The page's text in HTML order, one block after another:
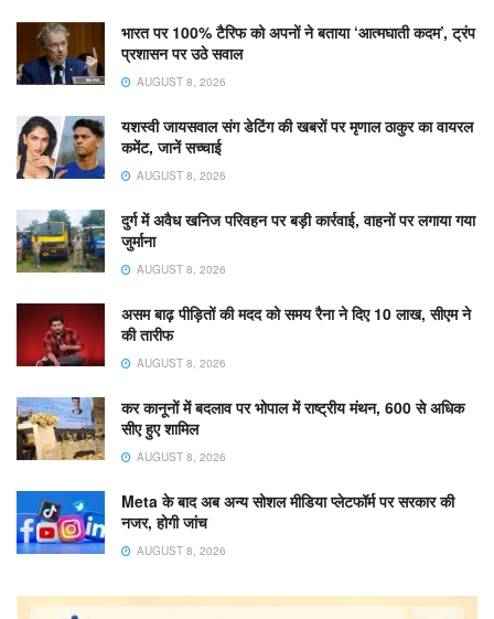
भारत पर 100% टैरिफ को अपनों ने बताया ‘आत्मघाती कदम’, ट्रंप
प्रशासन पर उठे सवाल
AUGUST 8, 2026
यशस्वी जायसवाल संग डेटिंग की खबरों पर मृणाल ठाकुर का वायरल
कमेंट, जानें सच्चाई
AUGUST 8, 2026
दुर्ग में अवैध खनिज परिवहन पर बड़ी कार्रवाई, वाहनों पर लगाया गया
जुर्माना
AUGUST 8, 2026
असम बाढ़ पीड़ितों की मदद को समय रैना ने दिए 10 लाख, सीएम ने
की तारीफ
AUGUST 8, 2026
कर कानूनों में बदलाव पर भोपाल में राष्ट्रीय मंथन, 600 से अधिक
सीए हुए शामिल
AUGUST 8, 2026
Meta के बाद अब अन्य सोशल मीडिया प्लेटफॉर्म पर सरकार की
नजर, होगी जांच
AUGUST 8, 2026